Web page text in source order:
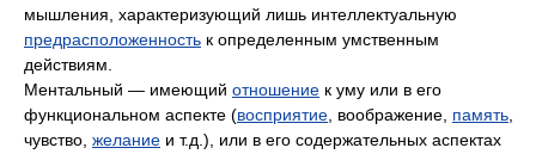
мышления, характеризующий лишь интеллектуальную
предрасположенность к определенным умственным
действиям.
Ментальный — имеющий отношение к уму или в его
функциональном аспекте (восприятие , воображение, память
чувство, желание и т.д.), или в его содержательных аспектах